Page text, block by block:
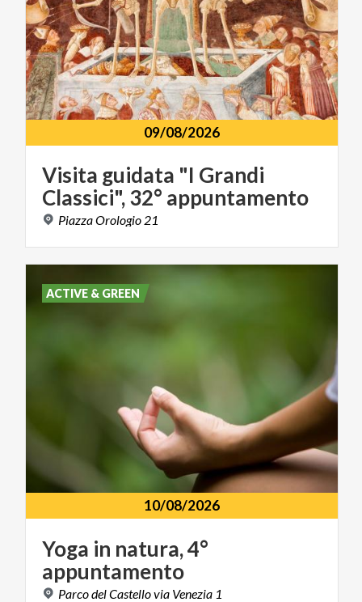
09/08/2026
Visita guidata "I Grandi
Classici",32° appuntamento
PiazzaOrologio 21
10/08/2026
Yoga in natura,4°
appuntamento
ParcodelCastellovia Venezia 1
ACTIVE & GREEN